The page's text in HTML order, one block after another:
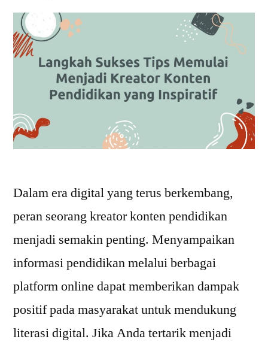
Dalam era digital yang terus berkembang,
peran seorang kreator konten pendidikan
menjadi semakin penting. Menyampaikan
informasi pendidikan melalui berbagai
platform online dapat memberikan dampak
positif pada masyarakat untuk mendukung
literasi digital. Jika Anda tertarik menjadi